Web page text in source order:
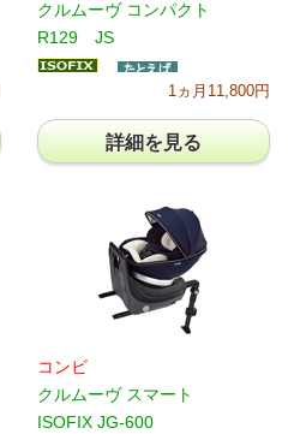
クルムーヴ コンパクト
R129 JS
1ヵ月11,800円
詳細を見る
コンビ
クルムーヴ スマート
ISOFIX JG-600